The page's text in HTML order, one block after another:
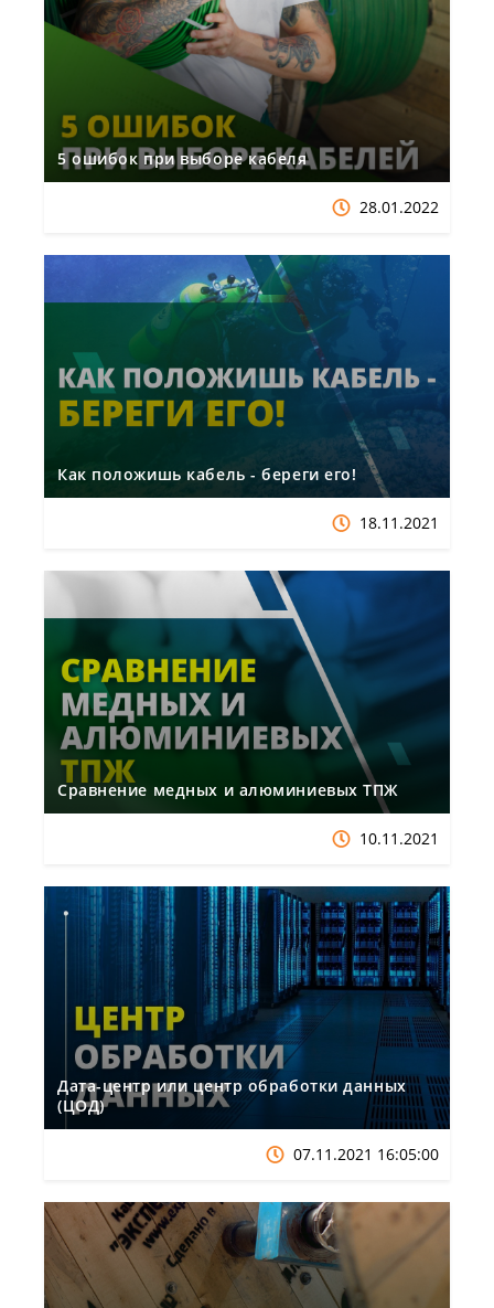
5 ошибок при выборе кабеля
28.01.2022
Как положишь кабель - береги его!
18.11.2021
Сравнение медных и алюминиевых ТПЖ
10.11.2021
Дата-центр или центр обработки данных
(ЦОД)
07.11.2021 16:05:00